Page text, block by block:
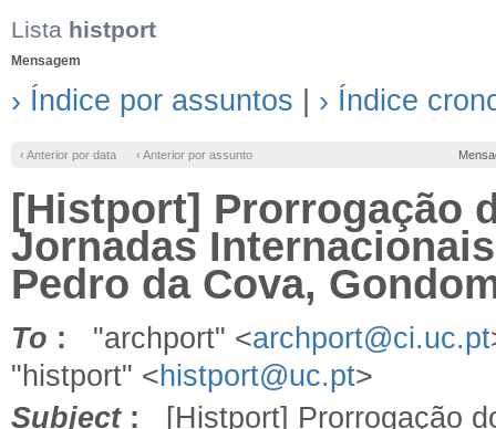
Lista histport
Mensagem
› Índice por assuntos › Índice
‹ Anterior por data ‹ Anterior por assunto
[Histport] Prorrogação
Jornadas
Pedro da Cova,
To : "archport" <archport@ci.uc.pt
"histport" <histport@uc.pt>
Subject: [Histport] Prorrogação